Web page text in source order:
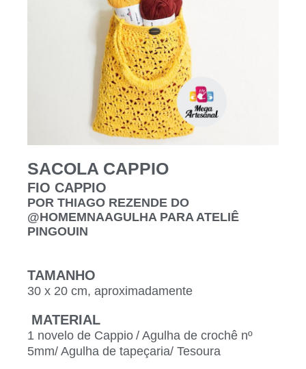
SACOLA CAPPIO
FIO CAPPIO
POR THIAGO REZENDE DO
@HOMEMNAAGULHA PARA ATELIÊ
PINGOUIN
TAMANHO
30 x 20 cm, aproximadamente
MATERIAL
1 novelo de Cappio / Agulha de crochê nº
5mm/ Agulha de tapeçaria/ Tesoura